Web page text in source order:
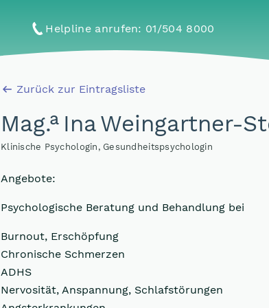
Helpline anrufen: 01/504 8000
Zurück zur Eintragsliste
Mag.aIna Weingartner-
Klinische Psychologin, Gesundheitspsychologin
Angebote:
Psychologische Beratung und Behandlung bei
Burnout, Erschöpfung
Chronische Schmerzen
ADHS
Nervosität, Anspannung, Schlafstörungen